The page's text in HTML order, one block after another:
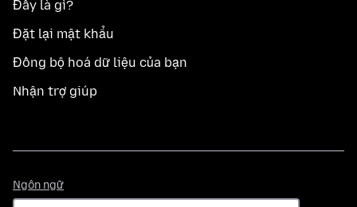
Đây là gì?
Đặt lại mật khẩu
Đồng bộ hoá dữ liệu của bạn
Nhận trợ giúp
Ngôn ngữ
ngữ